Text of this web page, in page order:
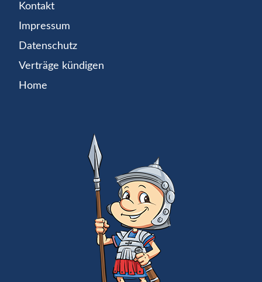
Kontakt
Impressum
Datenschutz
Verträge kündigen
Home